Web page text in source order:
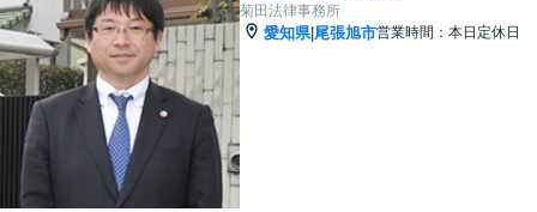
菊田法律事務所
愛知県| 尾張旭市営業時間：本日定休日